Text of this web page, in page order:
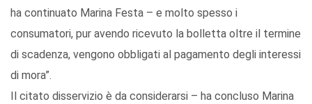
ha continuato Marina Festa – e molto spesso i
consumatori, pur avendo ricevuto la bolletta oltre il termine
di scadenza, vengono obbligati al pagamento degli interessi
di mora”.
Il citato disservizio è da considerarsi – ha concluso Marina